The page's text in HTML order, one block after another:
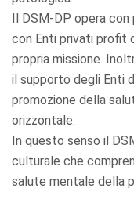
Il DSM-DP opera con
con Enti privati profit
propria missione.
il supporto degli Enti
promozione della
orizzontale.
In questo senso il
culturale che
salute mentale della